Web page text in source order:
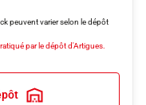
peuvent varier selon le dépôt
par le dépôt d'Artigues.